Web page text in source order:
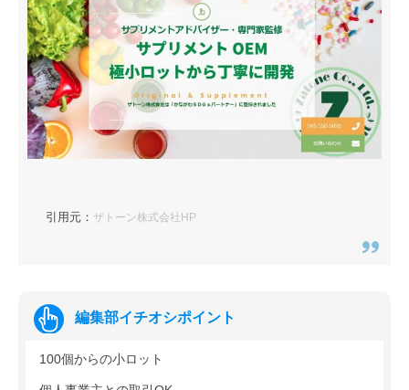
引用元： ザトーン株式会社HP
編集部イチオシポイント
100個からの小ロット